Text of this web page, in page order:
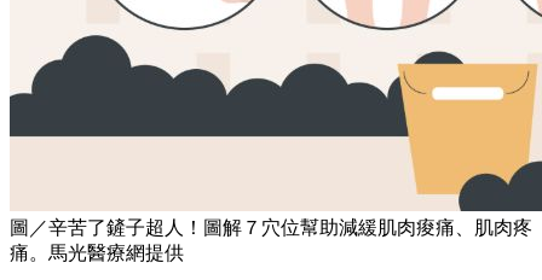
圖／辛苦了鏟子超人！圖解７穴位幫助減緩肌肉痠痛、肌肉疼
痛。馬光醫療網提供